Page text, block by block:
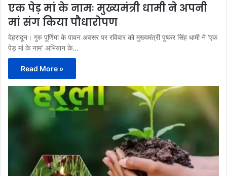
एक पेड़ मां के नामः मुख्यमंत्री धामी ने अपनी
मां संग किया पौधारोपण
देहरादून। गुरु पूर्णिमा के पावन अवसर पर रविवार को मुख्यमंत्री पुष्कर सिंह धामी ने ‘एक
पेड़ मां के नाम’ अभियान के…
Read More »